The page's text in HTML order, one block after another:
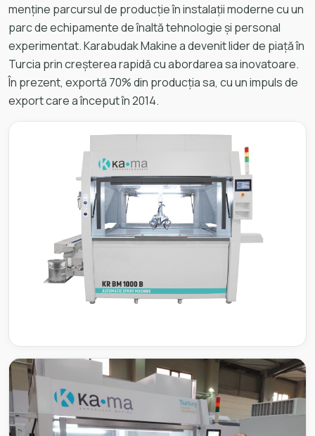
menține parcursul de producție în instalații moderne cu un
parc de echipamente de înaltă tehnologie și personal
experimentat. Karabudak Makine a devenit lider de piață în
Turcia prin creșterea rapidă cu abordarea sa inovatoare.
În prezent, exportă 70% din producția sa, cu un impuls de
export care a început în 2014.